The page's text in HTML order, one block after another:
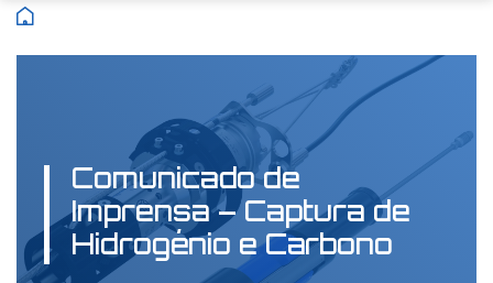
Comunicado de
Imprensa – Captura de
Hidrogénio e Carbono